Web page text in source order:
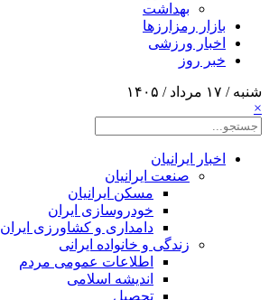
بهداشت
بازار رمزارزها
اخبار ورزشی
خبر روز
شنبه / ۱۷ مرداد / ۱۴۰۵
×
اخبار ایرانیان
صنعت ایرانیان
مسکن ایرانیان
خودروسازی ایران
دامداری و کشاورزی ایران
زندگی و خانواده ایرانی
اطلاعات عمومی مردم
اندیشه اسلامی
تحصیل